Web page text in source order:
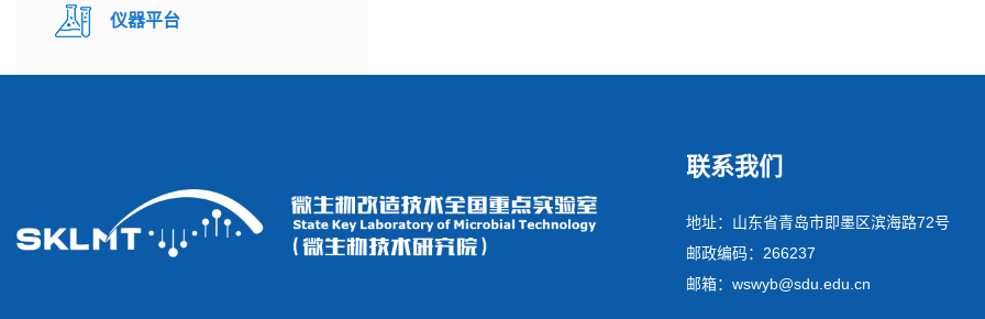
仪器平台
联系我们
地址：山东省青岛市即墨区滨海路72号
邮政编码：266237
邮箱：wswyb@sdu.edu.cn